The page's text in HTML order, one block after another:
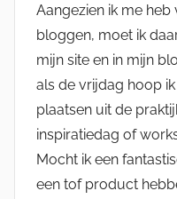
Aangezien ik me
bloggen, moet ik
mijn site en in mijn
als de vrijdag hoop
plaatsen uit de
inspiratiedag of
Mocht ik een
een tof product